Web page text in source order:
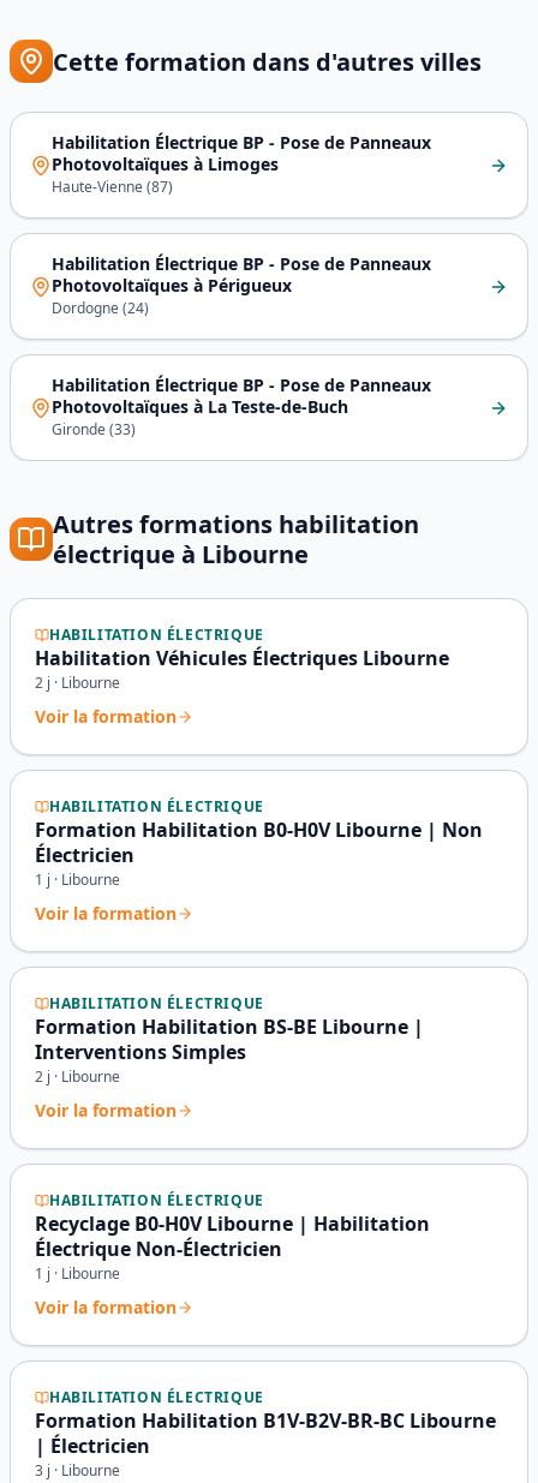
Cette formation dans d'autres villes
Habilitation Électrique BP - Pose de Panneaux
Photovoltaïques à Limoges
Haute-Vienne(87)
Habilitation Électrique BP - Pose de Panneaux
Photovoltaïques à Périgueux
Dordogne(24)
Habilitation Électrique BP - Pose de Panneaux
Photovoltaïques à La Teste-de-Buch
Gironde(33)
Autres formations habilitation
électrique à Libourne
HABILITATION ÉLECTRIQUE
Habilitation Véhicules Électriques Libourne
2 j · Libourne
Voir la formation
HABILITATION ÉLECTRIQUE
Formation Habilitation B0-H0V Libourne | Non
Électricien
1 j · Libourne
Voir la formation
HABILITATION ÉLECTRIQUE
Formation Habilitation BS-BE Libourne |
Interventions Simples
2 j · Libourne
Voir la formation
HABILITATION ÉLECTRIQUE
Recyclage B0-H0V Libourne | Habilitation
Électrique Non-Électricien
1 j · Libourne
Voir la formation
HABILITATION ÉLECTRIQUE
Formation Habilitation B1V-B2V-BR-BC Libourne
| Électricien
3 j · Libourne